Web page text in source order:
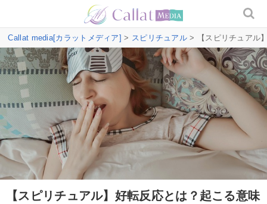
Callat media[カラットメディア] > スピリチュアル > 【スピリチュアル
【スピリチュアル】好転反応とは？起こる意味